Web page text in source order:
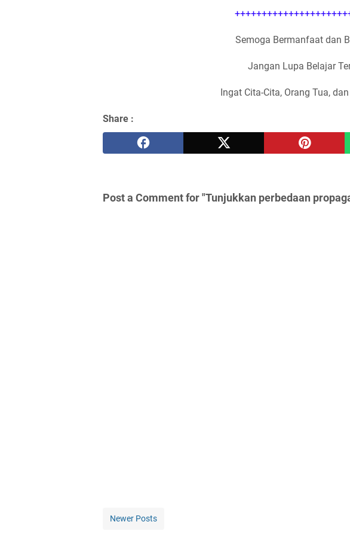
Semoga Bermanfaat dan
Jangan Lupa Belajar
Ingat Cita-Cita, Orang Tua,
Share :
Post a Comment for "Tunjukkan perbedaan
Newer Posts